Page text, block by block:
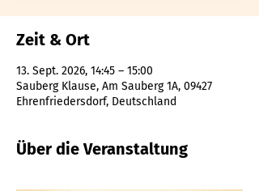
Zeit & Ort
13. Sept. 2026, 14:45 – 15:00
Sauberg Klause, Am Sauberg 1A, 09427
Ehrenfriedersdorf, Deutschland
Über die Veranstaltung